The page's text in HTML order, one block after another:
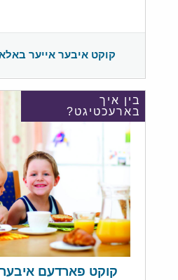
קוקט איבער אייער
בין איך
בארעכטיגט?
קוקט פארדעם איבער